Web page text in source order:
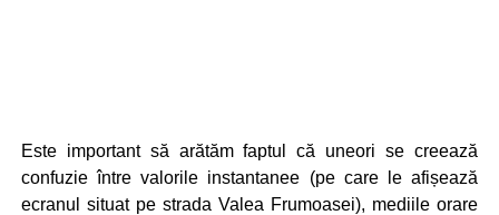
Este important să arătăm faptul că uneori se creează
confuzie între valorile instantanee (pe care le afișează
ecranul situat pe strada Valea Frumoasei), mediile orare